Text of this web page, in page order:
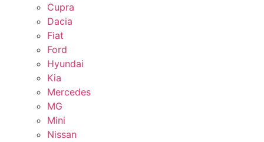
Cupra
Dacia
Fiat
Ford
Hyundai
Kia
Mercedes
MG
Mini
Nissan